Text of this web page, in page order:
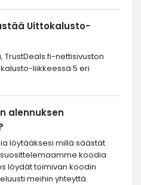
Uittokalusto-
nettisivuston
liikkeessä 5 eri
alennuksen
löytääksesi millä säästät
koodia
löydät toimivan koodin
meihin yhteyttä.